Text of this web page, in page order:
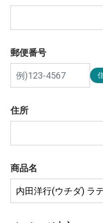
郵便番号
住所
商品名